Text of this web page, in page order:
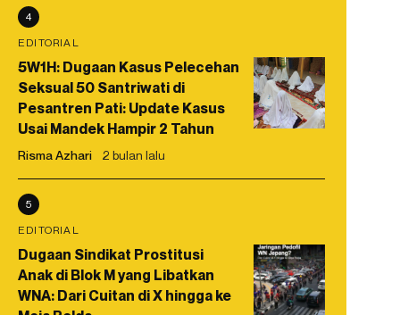
4
EDITORIAL
5W1H: Dugaan Kasus Pelecehan
Seksual 50 Santriwati di
Pesantren Pati: Update Kasus
Usai Mandek Hampir 2 Tahun
Risma Azhari 2 bulan lalu
5
EDITORIAL
Dugaan Sindikat Prostitusi
Anak di Blok M yang Libatkan
WNA: Dari Cuitan di X hingga ke